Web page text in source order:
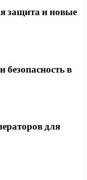
защита и новые
в
для